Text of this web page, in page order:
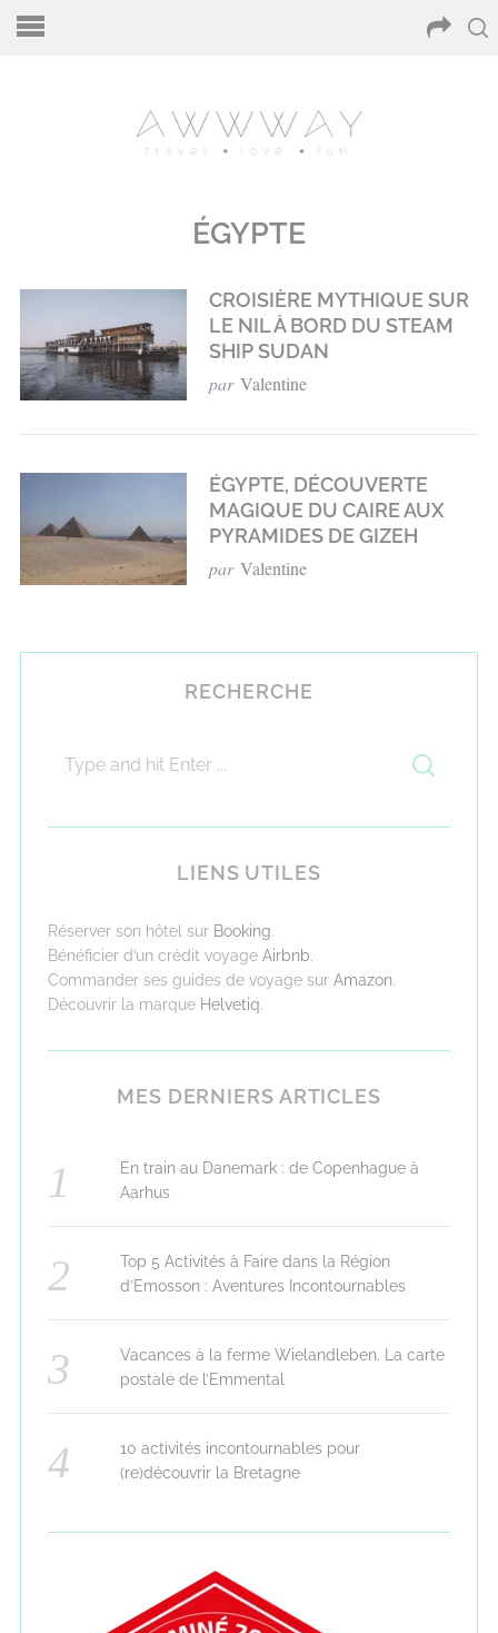
ÉGYPTE
CROISIÈRE MYTHIQUE SUR
LE NIL À BORD DU STEAM
SHIP SUDAN
par Valentine
ÉGYPTE, DÉCOUVERTE
MAGIQUE DU CAIRE AUX
PYRAMIDES DE GIZEH
par Valentine
RECHERCHE
LIENS UTILES
Réserver son hôtel sur Booking.
Bénéficier d’un crédit voyage Airbnb.
Commander ses guides de voyage sur Amazon.
Découvrir la marque Helvetiq.
MES DERNIERS ARTICLES
En train au Danemark : de Copenhague à
Aarhus
Top 5 Activités à Faire dans la Région
d’Emosson : Aventures Incontournables
Vacances à la ferme Wielandleben. La carte
postale de l’Emmental
10 activités incontournables pour
(re)découvrir la Bretagne